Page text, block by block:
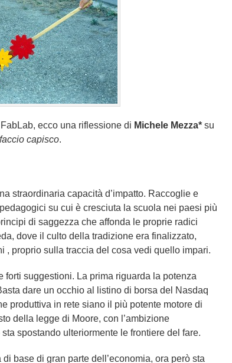
ecco una riflessione di Michele Mezza*su
capisco.
straordinaria capacità d’impatto. Raccoglie e
su cui è cresciuta la scuola nei paesi più
di saggezza che affonda le proprie radici
dove il culto della tradizione era finalizzato,
proprio sulla traccia del cosa vedi quello impari.
suggestioni. La prima riguarda la potenza
dare un occhio al listino di borsa del Nasdaq
produttiva in rete siano il più potente motore di
della legge di Moore, con l’ambizione
spostando ulteriormente le frontiere del fare.
base di gran parte dell’economia, ora però sta